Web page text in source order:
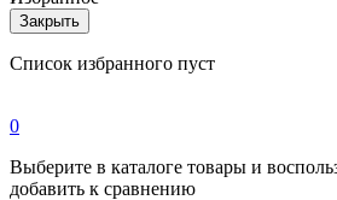
Закрыть
Список избранного пуст
0
Выберите в каталоге товары и
добавить к сравнению